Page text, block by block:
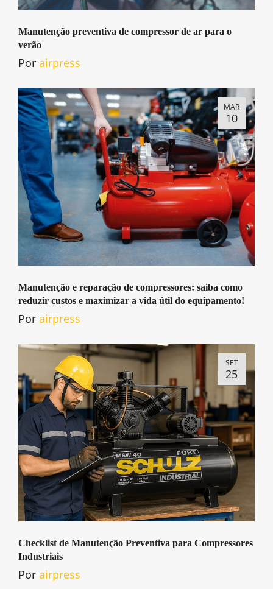
Manutenção preventiva de compressor de ar para o
verão
Por airpress
MAR
10
Manutenção e reparação de compressores: saiba como
reduzir custos e maximizar a vida útil do equipamento!
Por airpress
SET
25
Checklist de Manutenção Preventiva para Compressores
Industriais
Por airpress